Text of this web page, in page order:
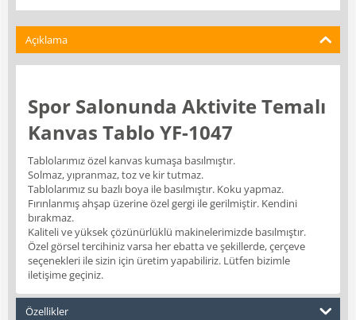
Açıklama
Spor Salonunda Aktivite Temalı
Kanvas Tablo YF-1047
Tablolarımız özel kanvas kumaşa basılmıştır.
Solmaz, yıpranmaz, toz ve kir tutmaz.
Tablolarımız su bazlı boya ile basılmıştır. Koku yapmaz.
Fırınlanmış ahşap üzerine özel gergi ile gerilmiştir. Kendini
bırakmaz.
Kaliteli ve yüksek çözünürlüklü makinelerimizde basılmıştır.
Özel görsel tercihiniz varsa her ebatta ve şekillerde, çerçeve
seçenekleri ile sizin için üretim yapabiliriz. Lütfen bizimle
iletişime geçiniz.
Özellikler